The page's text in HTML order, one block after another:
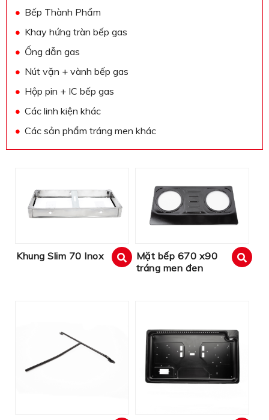
Bếp Thành Phẩm
Khay hứng tràn bếp gas
Ống dẫn gas
Nút vặn + vành bếp gas
Hộp pin + IC bếp gas
Các linh kiện khác
Các sản phẩm tráng men khác
Khung Slim 70 Inox
Mặt bếp 670 x90
tráng men đen